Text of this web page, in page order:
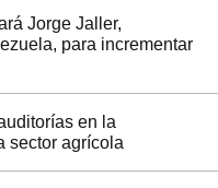
Jorge Jaller,
para incrementar
en la
sector agrícola